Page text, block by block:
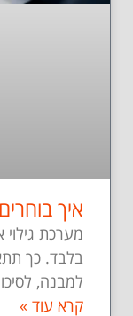
איך
מערכת
בלבד. כך
למבנה,
קרא עוד »